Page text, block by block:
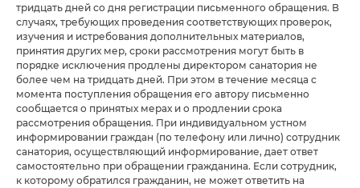
тридцать дней со дня регистрации письменного обращения. В
случаях, требующих проведения соответствующих проверок,
изучения и истребования дополнительных материалов,
принятия других мер, сроки рассмотрения могут быть в
порядке исключения продлены директором санатория не
более чем на тридцать дней. При этом в течение месяца с
момента поступления обращения его автору письменно
сообщается о принятых мерах и о продлении срока
рассмотрения обращения. При индивидуальном устном
информировании граждан (по телефону или лично) сотрудник
санатория, осуществляющий информирование, дает ответ
самостоятельно при обращении гражданина. Если сотрудник,
к которому обратился гражданин, не может ответить на